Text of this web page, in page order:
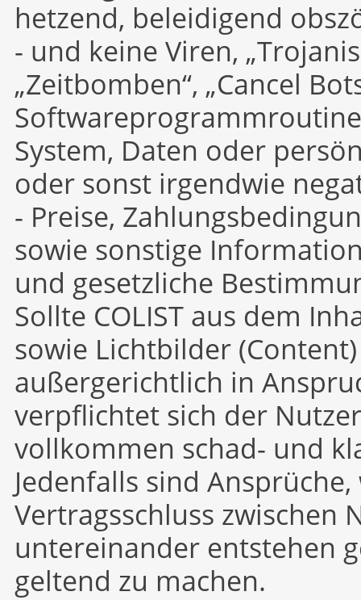
hetzend, beleidigend
- und keine Viren,
„Zeitbomben“, „Cancel
System, Daten oder
oder sonst irgendwie
- Preise,
sowie sonstige
und gesetzliche
Sollte COLIST aus dem
sowie Lichtbilder
außergerichtlich in
verpflichtet sich der
vollkommen schad- und
Jedenfalls sind
Vertragsschluss zwischen
untereinander entstehen
geltend zu machen.